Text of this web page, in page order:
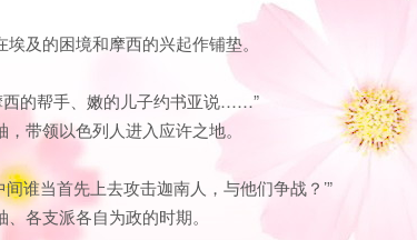
及的困境和摩西的兴起作铺垫。
的帮手、嫩的儿子约书亚说……”
带领以色列人进入应许之地。
谁当首先上去攻击迦南人，与他们争战？’”
各支派各自为政的时期。